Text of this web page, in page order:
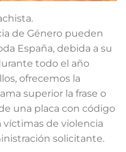
de Género pueden
España, debida a su
todo el año
ofrecemos la
superior la frase o
una placa con código
víctimas de violencia
solicitante.